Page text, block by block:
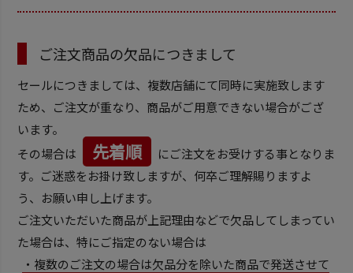
ご注文商品の欠品につきまして
セールにつきましては、複数店舗にて同時に実施致します
ため、ご注文が重なり、商品がご用意できない場合がござ
います。
その場合は
先着順
にご注文をお受けする事となりま
す。ご迷惑をお掛け致しますが、何卒ご理解賜りますよ
う、お願い申し上げます。
ご注文いただいた商品が上記理由などで欠品してしまってい
た場合は、特にご指定のない場合は
・複数のご注文の場合は欠品分を除いた商品で発送させて